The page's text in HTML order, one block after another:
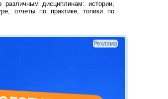
дисциплинам: истории,
отчеты по практике, топики по
Реклама